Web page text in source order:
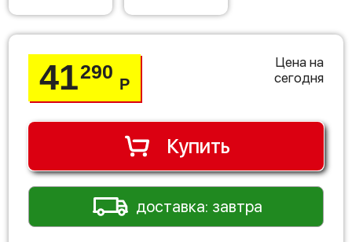
41290
Р
Цена на
сегодня
Купить
доставка: завтра